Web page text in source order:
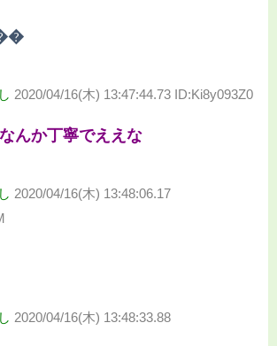
��
2020/04/16(木) 13:47:44.73 ID:Ki8y093Z0
んか丁寧でええな
2020/04/16(木) 13:48:06.17
2020/04/16(木) 13:48:33.88